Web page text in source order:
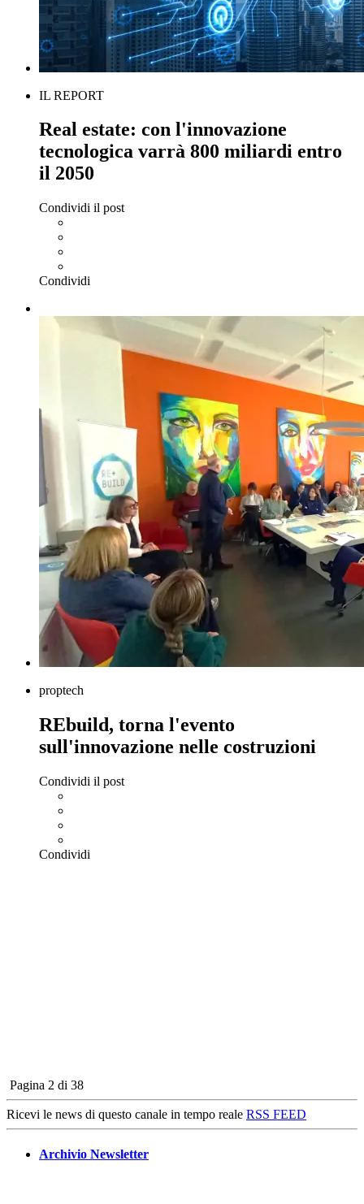
IL REPORT
Real estate: con l'innovazione
tecnologica varrà 800 miliardi entro
il 2050
Condividi il post
Condividi
proptech
REbuild, torna l'evento
sull'innovazione nelle costruzioni
Condividi il post
Condividi
Pagina 2 di 38
Ricevi le news di questo canale in tempo reale RSS FEED
Archivio Newsletter